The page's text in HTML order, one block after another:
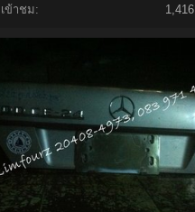
เข้าชม:
1,416